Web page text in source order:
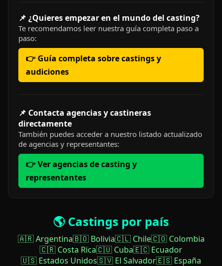
📌 ¿Quieres empezar en el mundo del casting?
Te recomendamos leer nuestra guía completa paso a
paso:
👉 Guía completa sobre castings y
audiciones
📌 Contacta agencias y castineras
directamente
También puedes acceder a nuestro listado actualizado
de agencias y representantes:
👉 Ver agencias de casting y
representantes
🌎 Castings por país
🇦🇷 Argentina🇧🇴 Bolivia🇨🇱 Chile🇨🇴 Colombia
🇨🇷 Costa Rica🇨🇺 Cuba🇪🇨 Ecuador
🇺🇸 Estados Unidos🇸🇻 El Salvador🇪🇸 España